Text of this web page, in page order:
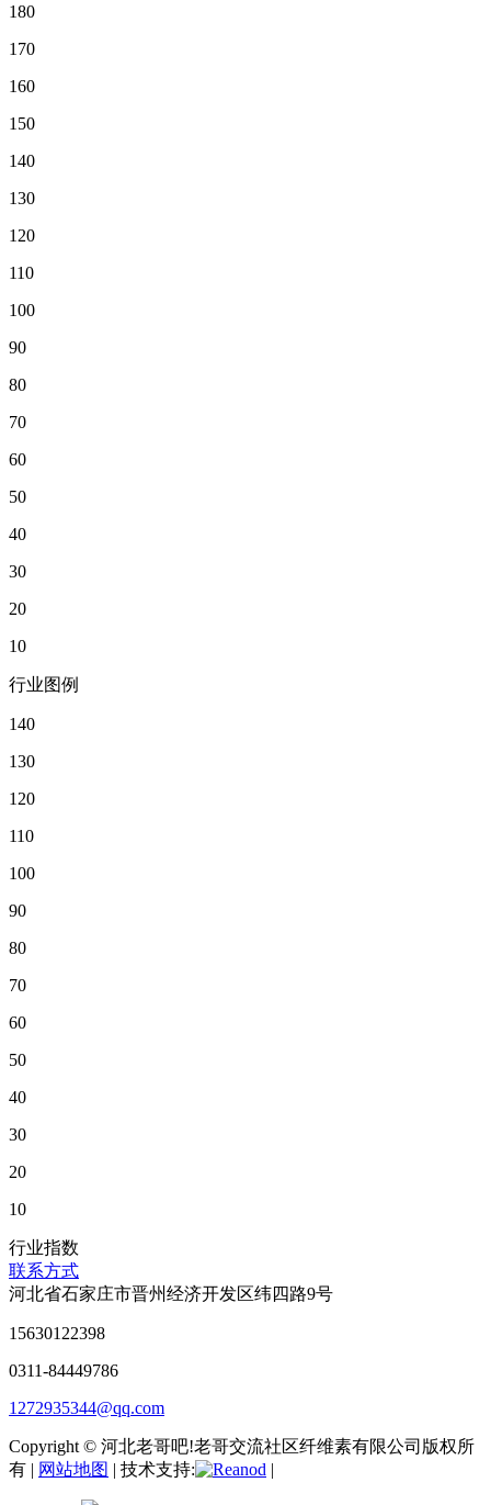
180
170
160
150
140
130
120
110
100
90
80
70
60
50
40
30
20
10
行业图例
140
130
120
110
100
90
80
70
60
50
40
30
20
10
行业指数
联系方式
河北省石家庄市晋州经济开发区纬四路9号
15630122398
0311-84449786
1272935344@qq.com
Copyright © 河北老哥吧!老哥交流社区纤维素有限公司版权所
有 | 网站地图 | 技术支持: |